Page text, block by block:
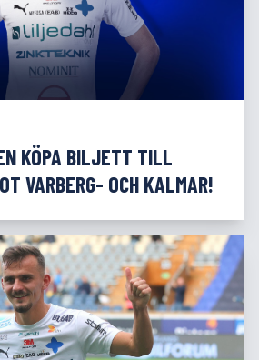
KÖPA BILJETT TILL
VARBERG- OCH KALMAR!